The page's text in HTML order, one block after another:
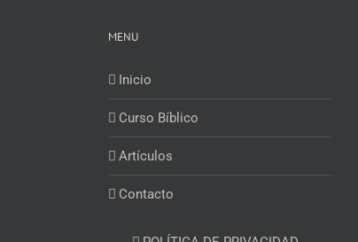
MENU
Inicio
Curso Bíblico
Artículos
Contacto